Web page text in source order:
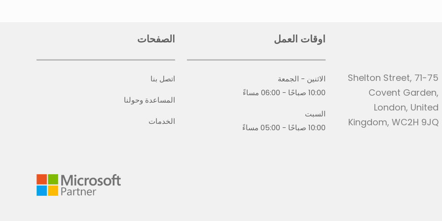
71-75 Shelton Street,
Covent Garden,
London, United
Kingdom, WC2H 9JQ
اوقات العمل
الاثنين - الجمعة
10:00 صباحًا - 06:00 مساءً
السبت
10:00 صباحًا - 05:00 مساءً
الصفحات
اتصل بنا
المساعدة وحولنا
الخدمات